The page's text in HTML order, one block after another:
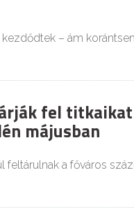
– ám
fel titkaikat
májusban
a főváros